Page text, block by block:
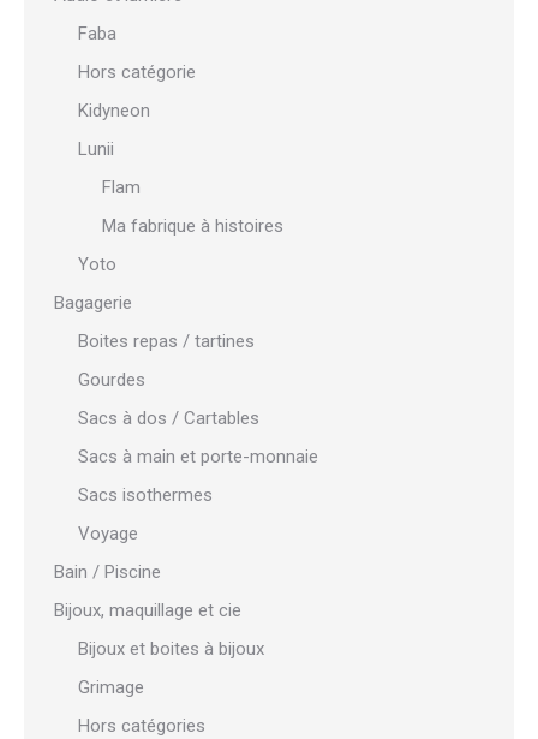
Faba
Hors catégorie
Kidyneon
Lunii
Flam
Ma fabrique à histoires
Yoto
Bagagerie
Boites repas / tartines
Gourdes
Sacs à dos / Cartables
Sacs à main et porte-monnaie
Sacs isothermes
Voyage
Bain / Piscine
Bijoux, maquillage et cie
Bijoux et boites à bijoux
Grimage
Hors catégories